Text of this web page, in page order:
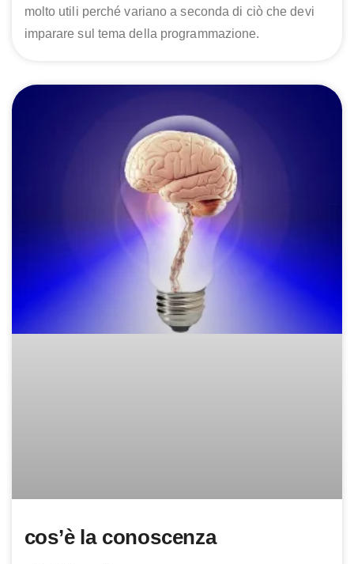
molto utili perché variano a seconda di ciò che devi
imparare sul tema della programmazione.
cos’è la conoscenza